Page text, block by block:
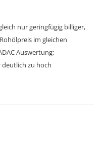
nur geringfügig billiger,
im gleichen
Auswertung:
zu hoch